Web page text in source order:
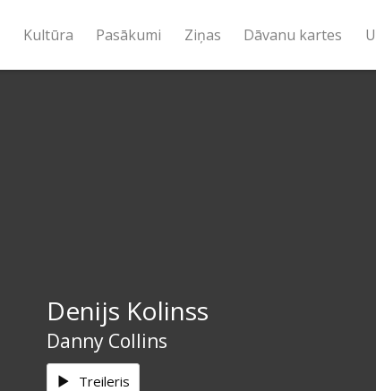
Kultūra Pasākumi Ziņas Dāvanu kartes
Denijs Kolinss
Danny Collins
Treileris